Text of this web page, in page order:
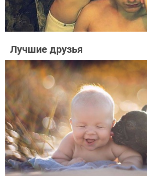
Лучшие друзья